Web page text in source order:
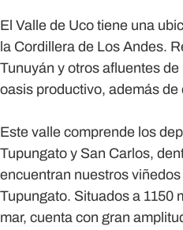
El Valle de Uco tiene una
la Cordillera de Los Andes.
Tunuyán y otros afluentes
oasis productivo, además
Este valle comprende los
Tupungato y San Carlos,
encuentran nuestros
Tupungato. Situados a 1150
mar, cuenta con gran